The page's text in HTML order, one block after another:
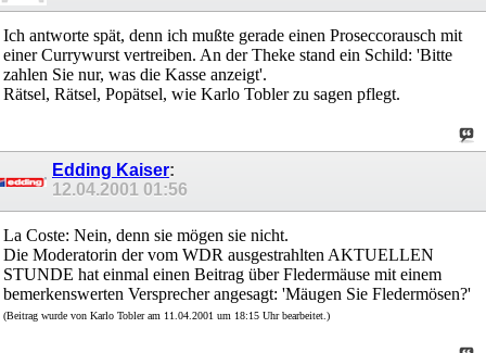
Ich antworte spät, denn ich mußte gerade einen Proseccorausch mit
einer Currywurst vertreiben. An der Theke stand ein Schild: 'Bitte
zahlen Sie nur, was die Kasse anzeigt'.
Rätsel, Rätsel, Popätsel, wie Karlo Tobler zu sagen pflegt.
Edding Kaiser:
12.04.2001 01:56
La Coste: Nein, denn sie mögen sie nicht.
Die Moderatorin der vom WDR ausgestrahlten AKTUELLEN
STUNDE hat einmal einen Beitrag über Fledermäuse mit einem
bemerkenswerten Versprecher angesagt: 'Mäugen Sie Fledermösen?'
(Beitrag wurde von Karlo Tobler am 11.04.2001 um 18:15 Uhr bearbeitet.)